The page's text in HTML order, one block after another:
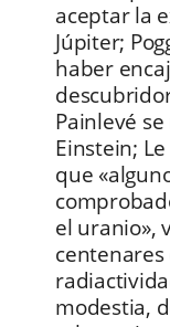
aceptar la
Júpiter;
haber
Painlevé
Einstein;
que
el uranio»,
modestia,